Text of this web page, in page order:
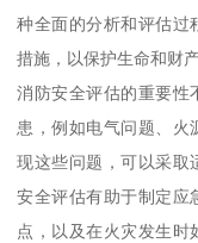
种全面的分析和评估过
措施，以保护生命和财产
消防安全评估的重要性
患，例如电气问题、火
现这些问题，可以采取
安全评估有助于制定应
点，以及在火灾发生时